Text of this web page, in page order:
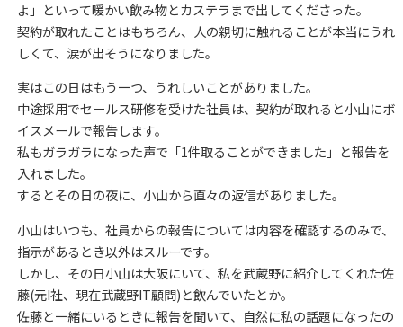
よ」といって暖かい飲み物とカステラまで出してくださった。
契約が取れたことはもちろん、人の親切に触れることが本当にうれ
しくて、涙が出そうになりました。
実はこの日はもう一つ、うれしいことがありました。
中途採用でセールス研修を受けた社員は、契約が取れると小山にボ
イスメールで報告します。
私もガラガラになった声で「1件取ることができました」と報告を
入れました。
するとその日の夜に、小山から直々の返信がありました。
小山はいつも、社員からの報告については内容を確認するのみで、
指示があるとき以外はスルーです。
しかし、その日小山は大阪にいて、私を武蔵野に紹介してくれた佐
藤(元I社、現在武蔵野IT顧問)と飲んでいたとか。
佐藤と一緒にいるときに報告を聞いて、自然に私の話題になったの